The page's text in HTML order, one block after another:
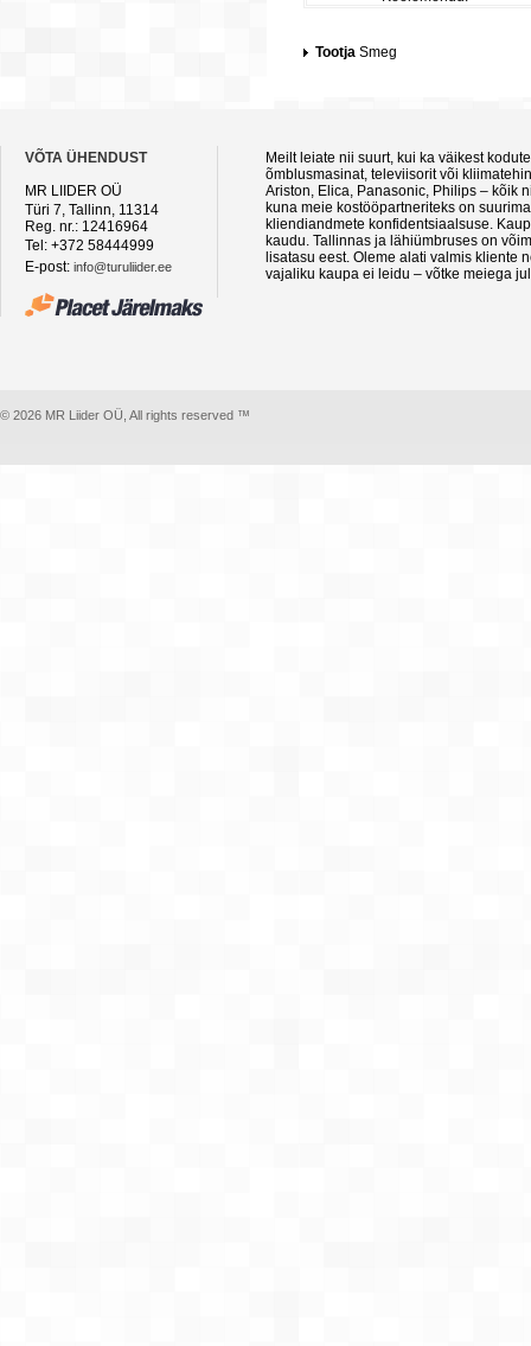
Tootja Smeg
VÕTA ÜHENDUST
MR LIIDER OÜ
Türi 7, Tallinn, 11314
Reg. nr.: 12416964
Tel: +372 58444999
E-post: info@turuliider.ee
© 2026 MR Liider OÜ, All rights reserved ™
Meilt leiate nii suurt, kui ka väikest
õmblusmasinat, televiisorit või
Ariston, Elica, Panasonic, Philips – kõik
kuna meie kostööpartneriteks on
kliendiandmete konfidentsiaalsuse.
kaudu. Tallinnas ja lähiümbruses on
lisatasu eest. Oleme alati valmis kliente
vajaliku kaupa ei leidu – võtke meiega